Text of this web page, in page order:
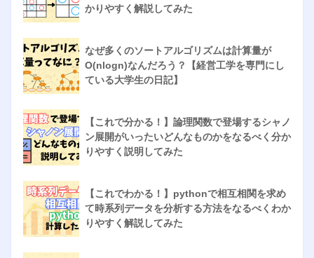
かりやすく解説してみた
なぜ多くのソートアルゴリズムは計算量が
O(nlogn)なんだろう？【経営工学を専門にし
ている大学生の日記】
【これで分かる！】論理関数で登場するシャノ
ン展開がいったいどんなものかをなるべく分か
りやすく説明してみた
【これでわかる！】pythonで相互相関を求め
て時系列データを分析する方法をなるべくわか
りやすく解説してみた